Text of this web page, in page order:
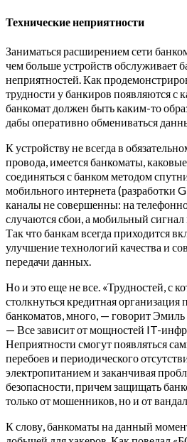
Технические неприятности
Заниматься расширением сети
чем больше устройств обслуживает
неприятностей. Как
трудности у банкиров появляются с
банкомат должен быть каким-то
дабы оперативно обмениваться
К устройству не всегда в
провода, имеется банкоматы,
соединяться с банком методом
мобильного интернета (разработки
каналы не совершенны: на
случаются сбои, а мобильный сигнал
Так что банкам всегда приходится
улучшение технологий качества и
передачи данных.
Но и это еще не все. «Трудностей, с
столкнуться кредитная
банкоматов, много, — говорит
— Все зависит от мощностей IT-
Неприятности смогут появляться
перебоев и периодического
электропитанием и заканчивая
безопасности, причем защищать
только от мошенников, но и от
К слову, банкоматы на данный